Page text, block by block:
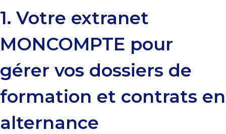
1. Votre extranet
MONCOMPTE pour
gérer vos dossiers de
formation et contrats en
alternance